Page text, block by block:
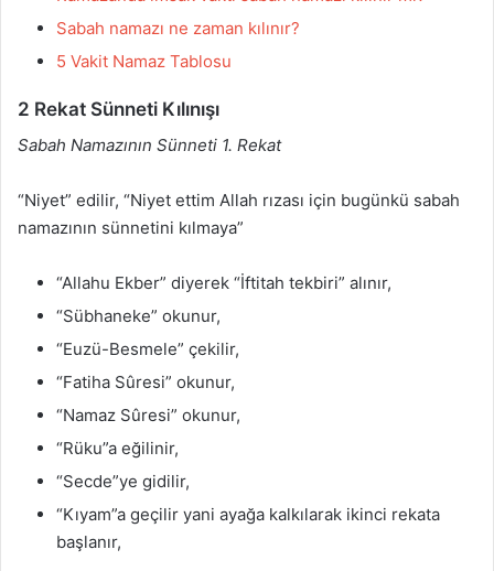
Sabah namazı ne zaman kılınır?
5 Vakit Namaz Tablosu
2 Rekat Sünneti Kılınışı
Sabah Namazının Sünneti 1. Rekat
“Niyet” edilir, “Niyet ettim Allah rızası için bugünkü sabah
namazının sünnetini kılmaya”
“Allahu Ekber” diyerek “İftitah tekbiri” alınır,
“Sübhaneke” okunur,
“Euzü-Besmele” çekilir,
“Fatiha Sûresi” okunur,
“Namaz Sûresi” okunur,
“Rüku”a eğilinir,
“Secde”ye gidilir,
“Kıyam”a geçilir yani ayağa kalkılarak ikinci rekata
başlanır,